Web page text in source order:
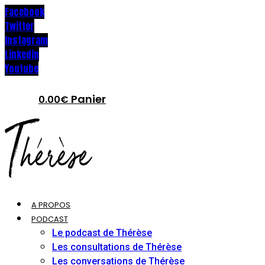
Facebook
Twitter
Instagram
Linkedin
Youtube
0.00€ Panier
A PROPOS
PODCAST
Le podcast de Thérèse
Les consultations de Thérèse
Les conversations de Thérèse